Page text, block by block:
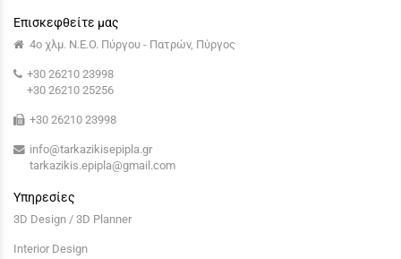
Επισκεφθείτε μας
4ο χλμ. Ν.Ε.Ο. Πύργου - Πατρών, Πύργος
+30 26210 23998
+30 26210 25256
+30 26210 23998
info@tarkazikisepipla.gr
tarkazikis.epipla@gmail.com
Υπηρεσίες
3D Design / 3D Planner
Interior Design